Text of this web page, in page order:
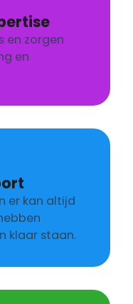
en zorgen
en
er kan altijd
klaar staan.